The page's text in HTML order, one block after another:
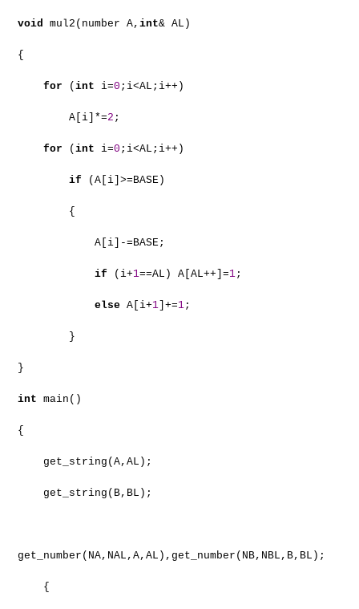
void mul2(number A, int& AL)
{
for ( int i=0 ;i<AL;i++)
A[i]*=2 ;
for ( int i=0 ;i<AL;i++)
if (A[i]>=BASE)
{
A[i]-=BASE;
if (i+1==AL) A[AL++]=1;
else A[i+1 ]+=1;
}
}
int main()
{
get_string(A,AL);
get_string(B,BL);
get_number(NA,NAL,A,AL),get_number(NB,NBL,B,BL);
{